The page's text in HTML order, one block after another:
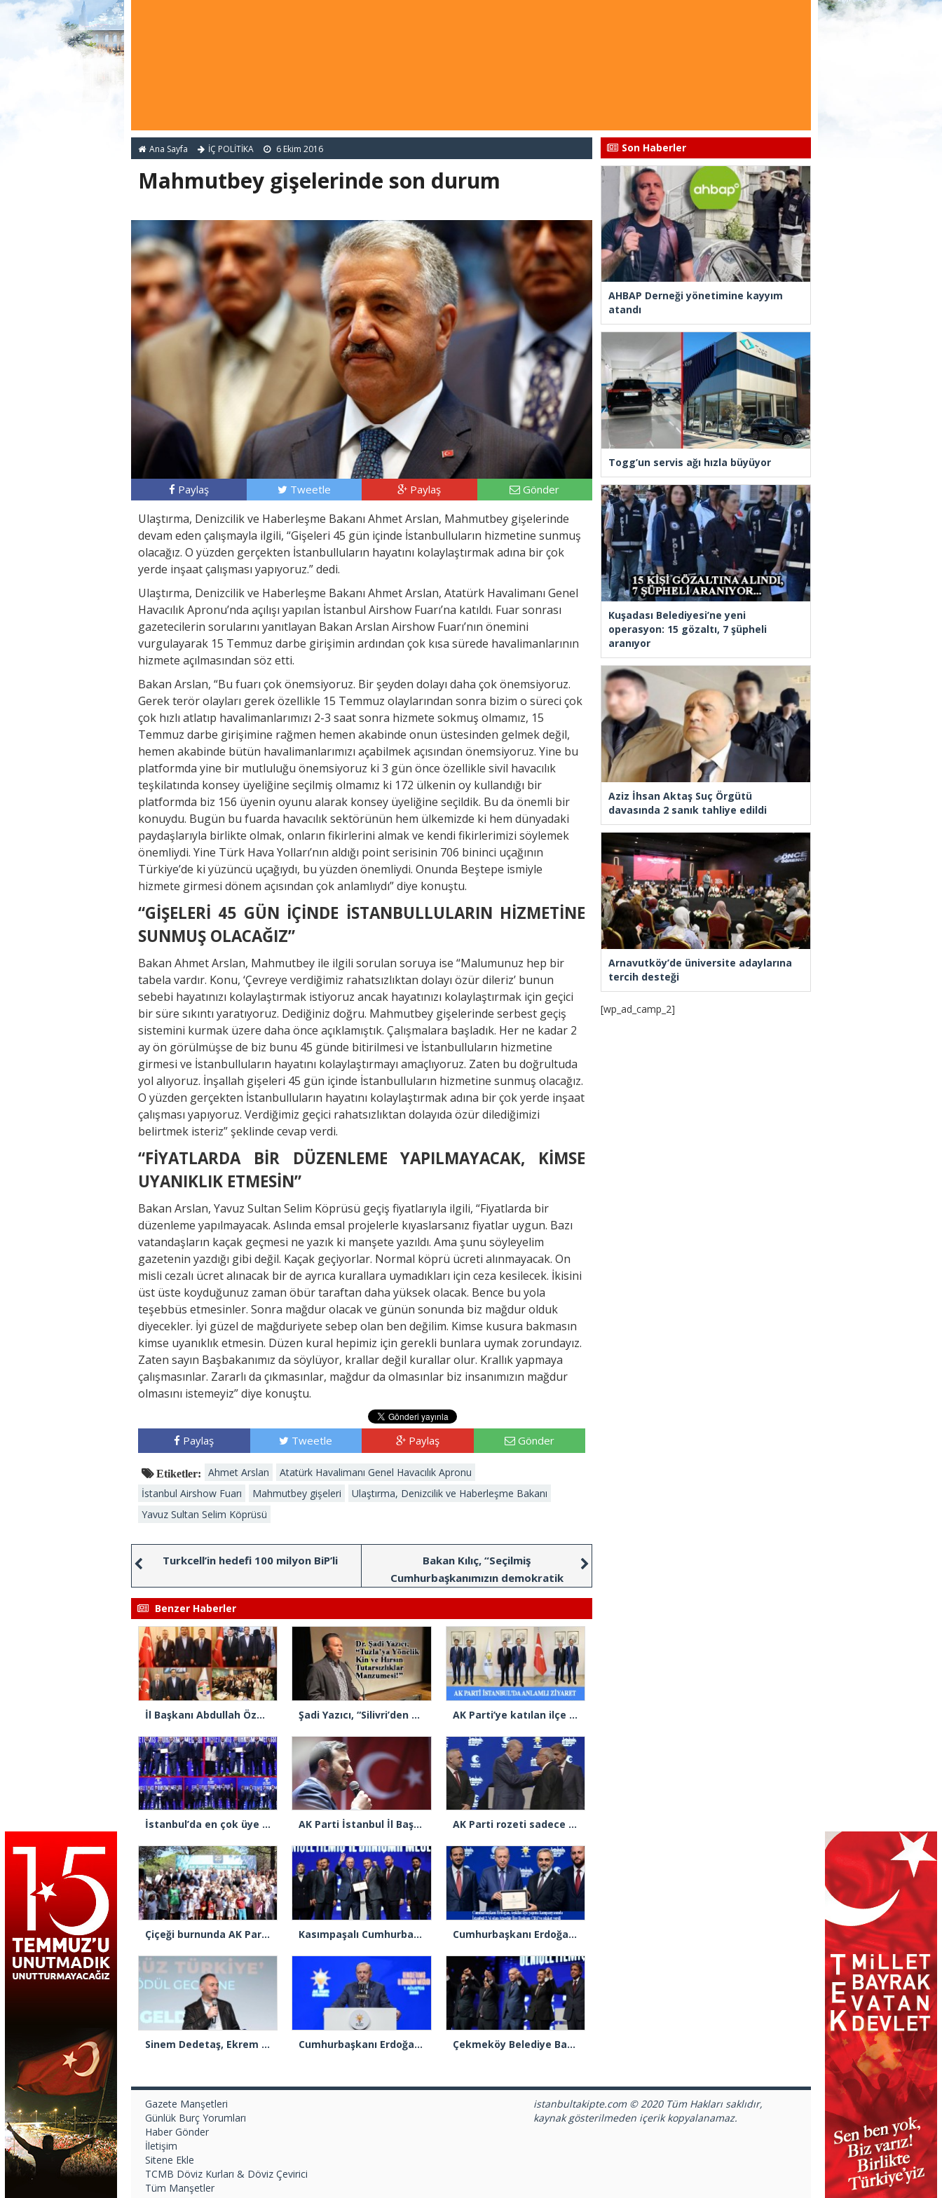
Ana Sayfa İÇ POLİTİKA 6 Ekim 2016
Mahmutbey gişelerinde son durum
Paylaş Tweetle Paylaş Gönder
Ulaştırma, Denizcilik ve Haberleşme Bakanı Ahmet Arslan, Mahmutbey gişelerinde
devam eden çalışmayla ilgili, “Gişeleri 45 gün içinde İstanbulluların hizmetine sunmuş
olacağız. O yüzden gerçekten İstanbulluların hayatını kolaylaştırmak adına bir çok
yerde inşaat çalışması yapıyoruz.” dedi.
Ulaştırma, Denizcilik ve Haberleşme Bakanı Ahmet Arslan, Atatürk Havalimanı Genel
Havacılık Apronu’nda açılışı yapılan İstanbul Airshow Fuarı’na katıldı. Fuar sonrası
gazetecilerin sorularını yanıtlayan Bakan Arslan Airshow Fuarı’nın önemini
vurgulayarak 15 Temmuz darbe girişimin ardından çok kısa sürede havalimanlarının
hizmete açılmasından söz etti.
Bakan Arslan, “Bu fuarı çok önemsiyoruz. Bir şeyden dolayı daha çok önemsiyoruz.
Gerek terör olayları gerek özellikle 15 Temmuz olaylarından sonra bizim o süreci çok
çok hızlı atlatıp havalimanlarımızı 2-3 saat sonra hizmete sokmuş olmamız, 15
Temmuz darbe girişimine rağmen hemen akabinde onun üstesinden gelmek değil,
hemen akabinde bütün havalimanlarımızı açabilmek açısından önemsiyoruz. Yine bu
platformda yine bir mutluluğu önemsiyoruz ki 3 gün önce özellikle sivil havacılık
teşkilatında konsey üyeliğine seçilmiş olmamız ki 172 ülkenin oy kullandığı bir
platformda biz 156 üyenin oyunu alarak konsey üyeliğine seçildik. Bu da önemli bir
konuydu. Bugün bu fuarda havacılık sektörünün hem ülkemizde ki hem dünyadaki
paydaşlarıyla birlikte olmak, onların fikirlerini almak ve kendi fikirlerimizi söylemek
önemliydi. Yine Türk Hava Yolları’nın aldığı point serisinin 706 bininci uçağının
Türkiye’de ki yüzüncü uçağıydı, bu yüzden önemliydi. Onunda Beştepe ismiyle
hizmete girmesi dönem açısından çok anlamlıydı” diye konuştu.
“GİŞELERİ 45 GÜN İÇİNDE İSTANBULLULARIN HİZMETİNE
SUNMUŞ OLACAĞIZ”
Bakan Ahmet Arslan, Mahmutbey ile ilgili sorulan soruya ise “Malumunuz hep bir
tabela vardır. Konu, ‘Çevreye verdiğimiz rahatsızlıktan dolayı özür dileriz’ bunun
sebebi hayatınızı kolaylaştırmak istiyoruz ancak hayatınızı kolaylaştırmak için geçici
bir süre sıkıntı yaratıyoruz. Dediğiniz doğru. Mahmutbey gişelerinde serbest geçiş
sistemini kurmak üzere daha önce açıklamıştık. Çalışmalara başladık. Her ne kadar 2
ay ön görülmüşse de biz bunu 45 günde bitirilmesi ve İstanbulluların hizmetine
girmesi ve İstanbulluların hayatını kolaylaştırmayı amaçlıyoruz. Zaten bu doğrultuda
yol alıyoruz. İnşallah gişeleri 45 gün içinde İstanbulluların hizmetine sunmuş olacağız.
O yüzden gerçekten İstanbulluların hayatını kolaylaştırmak adına bir çok yerde inşaat
çalışması yapıyoruz. Verdiğimiz geçici rahatsızlıktan dolayıda özür dilediğimizi
belirtmek isteriz” şeklinde cevap verdi.
“FİYATLARDA BİR DÜZENLEME YAPILMAYACAK, KİMSE
UYANIKLIK ETMESİN”
Bakan Arslan, Yavuz Sultan Selim Köprüsü geçiş fiyatlarıyla ilgili, “Fiyatlarda bir
düzenleme yapılmayacak. Aslında emsal projelerle kıyaslarsanız fiyatlar uygun. Bazı
vatandaşların kaçak geçmesi ne yazık ki manşete yazıldı. Ama şunu söyleyelim
gazetenin yazdığı gibi değil. Kaçak geçiyorlar. Normal köprü ücreti alınmayacak. On
misli cezalı ücret alınacak bir de ayrıca kurallara uymadıkları için ceza kesilecek. İkisini
üst üste koyduğunuz zaman öbür taraftan daha yüksek olacak. Bence bu yola
teşebbüs etmesinler. Sonra mağdur olacak ve günün sonunda biz mağdur olduk
diyecekler. İyi güzel de mağduriyete sebep olan ben değilim. Kimse kusura bakmasın
kimse uyanıklık etmesin. Düzen kural hepimiz için gerekli bunlara uymak zorundayız.
Zaten sayın Başbakanımız da söylüyor, krallar değil kurallar olur. Krallık yapmaya
çalışmasınlar. Zararlı da çıkmasınlar, mağdur da olmasınlar biz insanımızın mağdur
olmasını istemeyiz” diye konuştu.
Paylaş Tweetle Paylaş Gönder
Etiketler: Ahmet Arslan
Atatürk Havalimanı Genel Havacılık Apronu
İstanbul Airshow Fuarı
Mahmutbey gişeleri
Ulaştırma, Denizcilik ve Haberleşme Bakanı
Yavuz Sultan Selim Köprüsü
Turkcell’in hedefi 100 milyon BiP’li
Bakan Kılıç, “Seçilmiş
Cumhurbaşkanımızın demokratik
varlığına göz diktiler”
Benzer Haberler
İl Başkanı Abdullah Özdemir: “AK Parti’nin kapısı milletine hizmet etmek isteyen herkese açıktır” Şadi Yazıcı, “Silivri’den alınan talimatla hakkımda karalama kampanyası yürütülüyor” AK Parti’ye katılan ilçe belediye başkanlarından İl Başkanı Özdemir’e ziyaret
İstanbul’da en çok üye yapan ilçe başkanları beratlarını Cumhurbaşkanı Erdoğan’ın elinden aldı AK Parti İstanbul İl Başkanı Abdullah Özdemir’den Ertuğrul Özkök’e “Franco” tepkisi AK Parti rozeti sadece yakaya mı takıldı, yoksa gönüle takılmadı mı?
Çiçeği burnunda AK Parti’li Şile Belediye Başkan Vekili Sacit Terzi, teşkilatlarla piknikte buluştu Kasımpaşalı Cumhurbaşkanı Erdoğan’dan İstanbul üye birincisi Beyoğlu İlçe Başkanı Kasım Fırat’a plaket Cumhurbaşkanı Erdoğan 2.’cilik plaketi verdiği Burak Çifci’den Ataşehir seçimlerini kazanma sözünü aldı
Sinem Dedetaş, Ekrem İmamoğlu’nun kurbanı mı oldu? Cumhurbaşkanı Erdoğan: “Türkiye’nin açık ara birinci partisiyiz” Çekmeköy Belediye Başkanı Orhan Çerkez AK Parti’ye katıldı
Son Haberler
AHBAP Derneği yönetimine kayyım
atandı
Togg’un servis ağı hızla büyüyor
Kuşadası Belediyesi’ne yeni
operasyon: 15 gözaltı, 7 şüpheli
aranıyor
Aziz İhsan Aktaş Suç Örgütü
davasında 2 sanık tahliye edildi
Arnavutköy’de üniversite adaylarına
tercih desteği
[wp_ad_camp_2]
Gazete Manşetleri
Günlük Burç Yorumları
Haber Gönder
İletişim
Sitene Ekle
TCMB Döviz Kurları & Döviz Çevirici
Tüm Manşetler
istanbultakipte.com © 2020 Tüm Hakları saklıdır,
kaynak gösterilmeden içerik kopyalanamaz.